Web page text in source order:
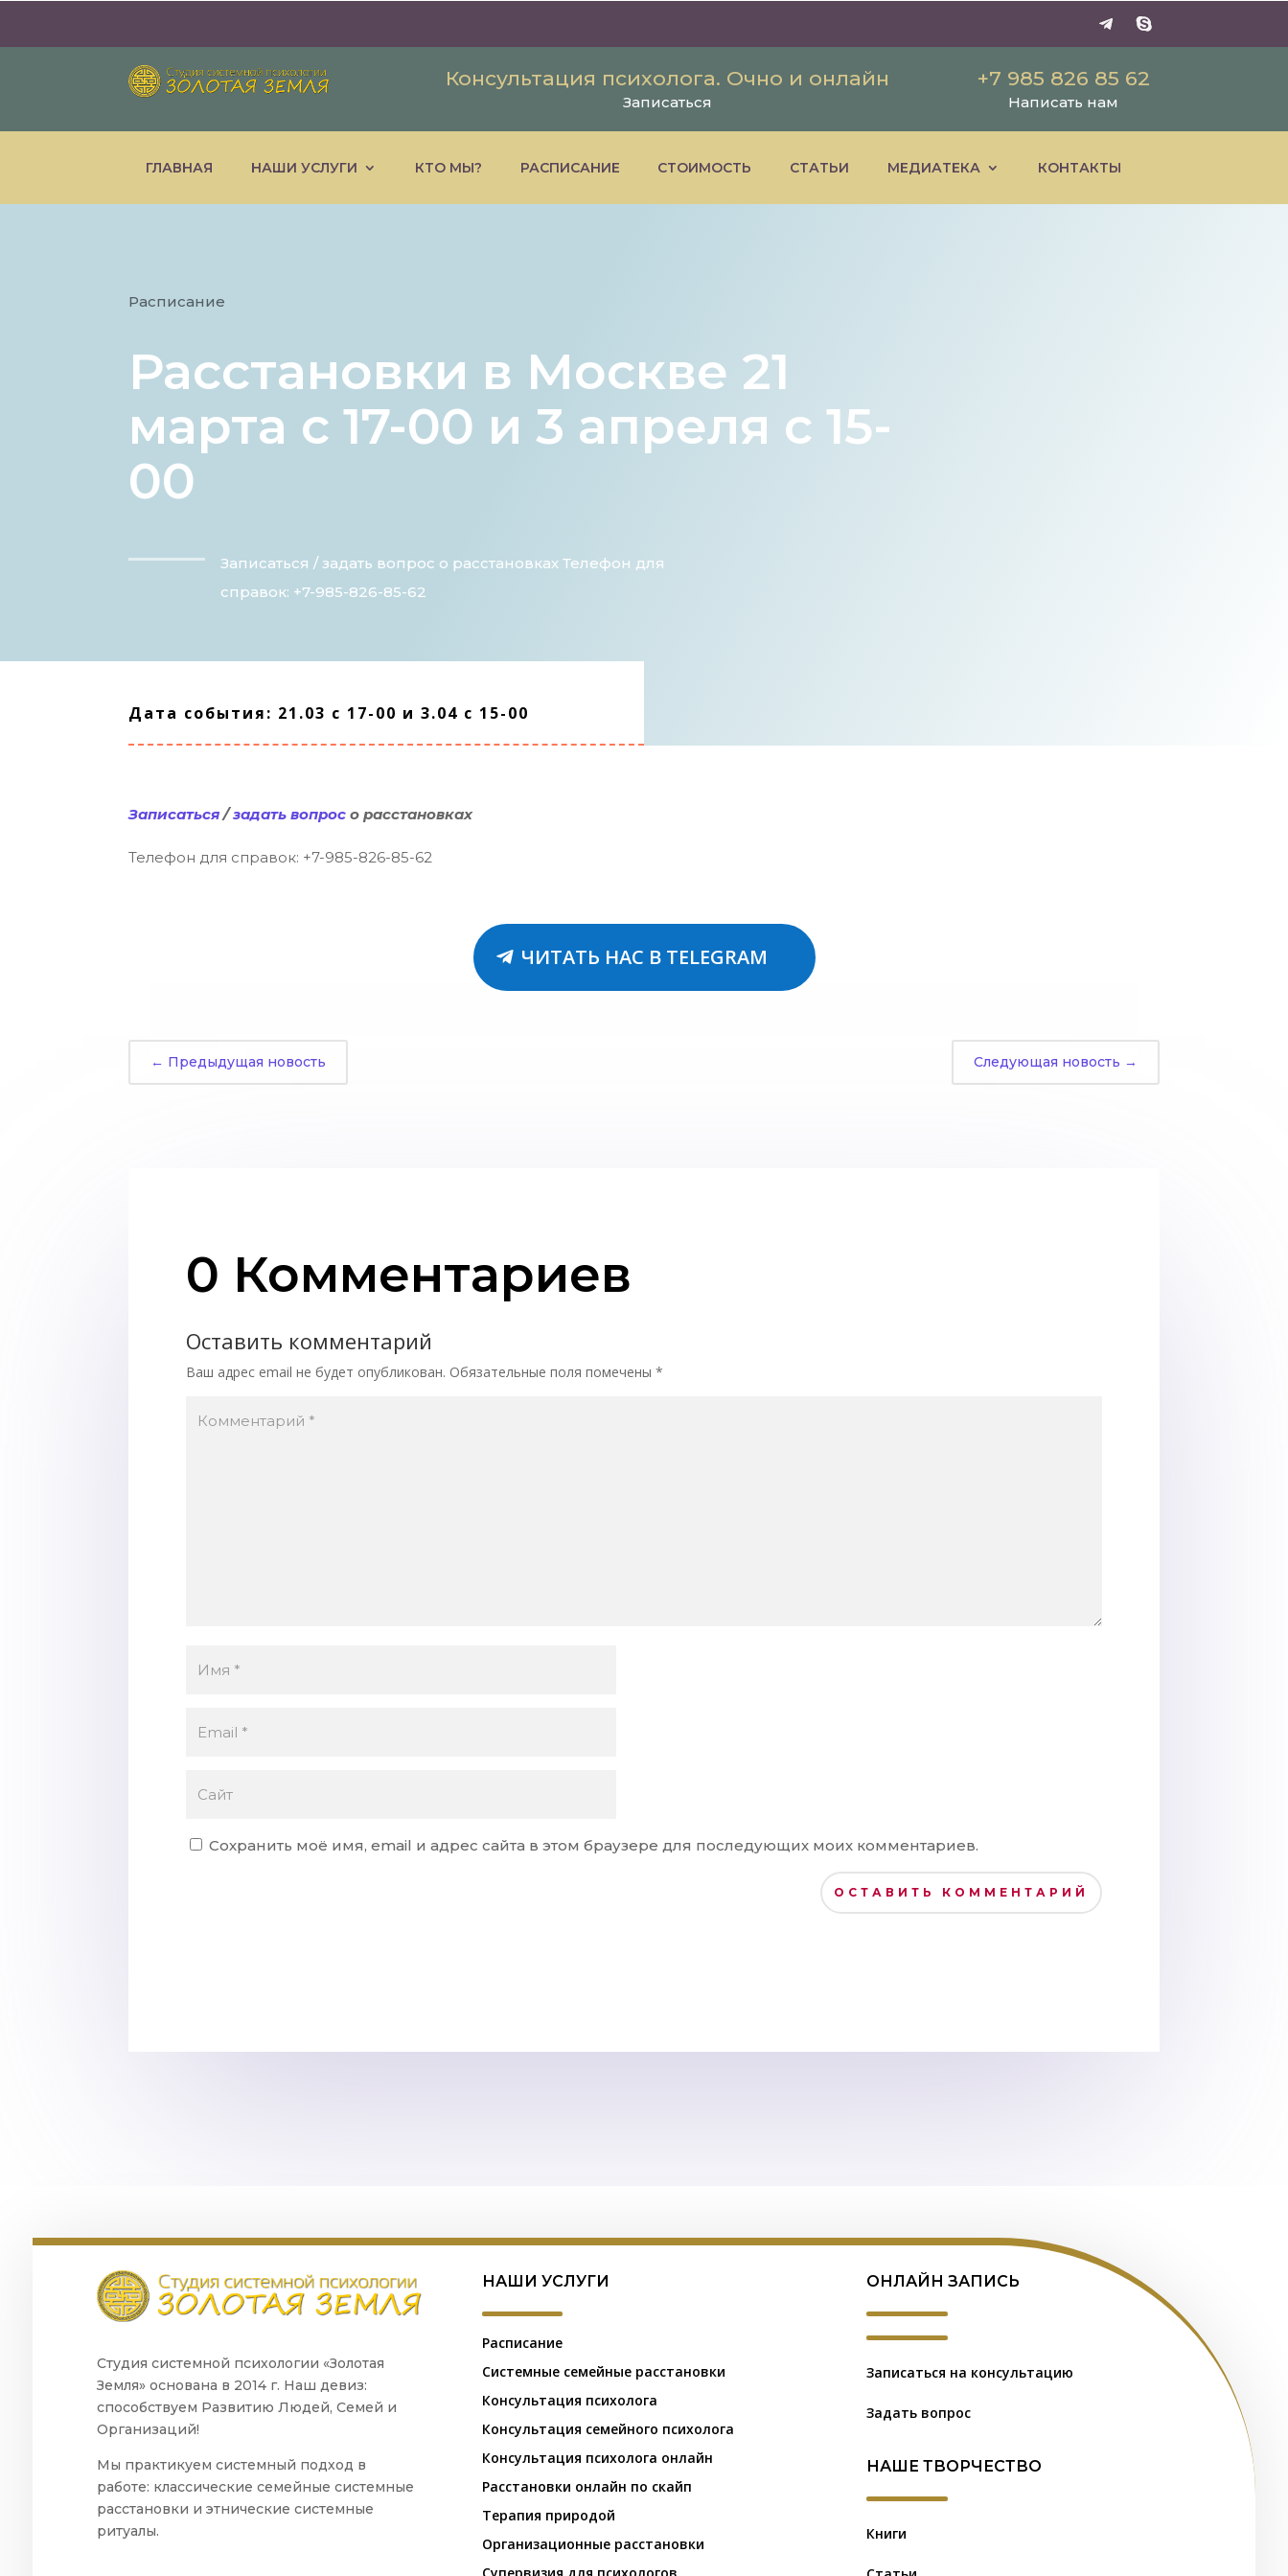
Консультация психолога. Очно и онлайн
Записаться
+7 985 826 85 62
Написать нам
ГЛАВНАЯ НАШИ УСЛУГИ КТО МЫ? РАСПИСАНИЕ СТОИМОСТЬ СТАТЬИ МЕДИАТЕКА КОНТАКТЫ
Расписание
Расстановки в Москве 21
марта с 17-00 и 3 апреля с 15-
00
Записаться / задать вопрос о расстановках Телефон для
справок: +7-985-826-85-62
Дата события: 21.03 с 17-00 и 3.04 с 15-00
Записаться/задать вопрос о расстановках
Телефон для справок: +7-985-826-85-62
ЧИТАТЬ НАС В TELEGRAM
← Предыдущая новость Следующая новость →
0 Комментариев
Оставить комментарий
Ваш адрес email не будет опубликован. Обязательные поля помечены*
Сохранить моё имя, email и адрес сайта в этом браузере для последующих моих комментариев.
ОСТАВИТЬ КОММЕНТАРИЙ
Студия системной психологии «Золотая
Земля» основана в 2014 г. Наш девиз:
способствуем Развитию Людей, Семей и
Организаций!
Мы практикуем системный подход в
работе: классические семейные системные
расстановки и этнические системные
ритуалы.
НАШИ УСЛУГИ
Расписание
Системные семейные расстановки
Консультация психолога
Консультация семейного психолога
Консультация психолога онлайн
Расстановки онлайн по скайп
Терапия природой
Организационные расстановки
Супервизия для психологов
ОНЛАЙН ЗАПИСЬ
Записаться на консультацию
Задать вопрос
НАШЕ ТВОРЧЕСТВО
Книги